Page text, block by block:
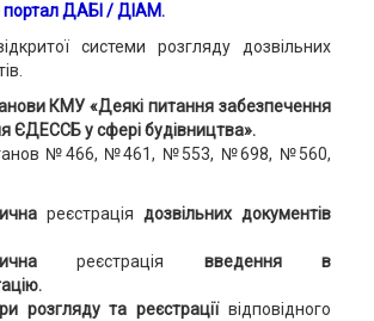
портал ДАБІ / ДІАМ.
системи розгляду дозвільних
КМУ «Деякі питання забезпечення
ЄДЕССБ у сфері будівництва».
№466, №461, №553, №698, №560,
реєстраціядозвільних документів
реєстрація введення в
розгляду та реєстраціївідповідного